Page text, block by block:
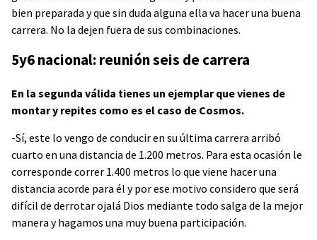
bien preparada y que sin duda alguna ella va hacer una buena
carrera. No la dejen fuera de sus combinaciones.
5y6 nacional: reunión seis de carrera
En la segunda válida tienes un ejemplar que vienes de
montar y repites como es el caso de Cosmos.
-Sí, este lo vengo de conducir en su última carrera arribó
cuarto en una distancia de 1.200 metros. Para esta ocasión le
corresponde correr 1.400 metros lo que viene hacer una
distancia acorde para él y por ese motivo considero que será
difícil de derrotar ojalá Dios mediante todo salga de la mejor
manera y hagamos una muy buena participación.